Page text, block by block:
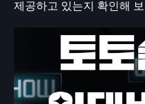
제공하고 있는지 확인해